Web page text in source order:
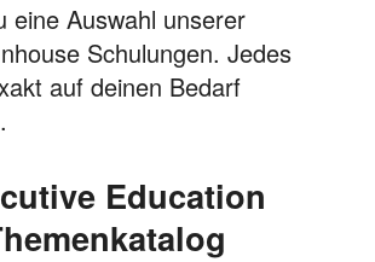
eine Auswahl unserer
Schulungen. Jedes
auf deinen Bedarf
Education